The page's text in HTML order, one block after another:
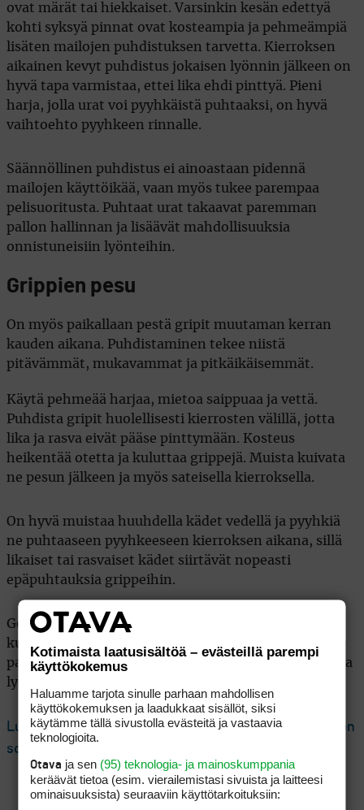
ovat märät tai hiekkaiset. Varsinkin kesän edettyä
kohti syksyä pinnat ovat kosteampia ja pehmeämpiä
lisäten mailojen puhdistuksen tarvetta. Kierroksen
aikainen kevyt puhdistus jokaisen lyönnin jälkeen on
hyvä tapa varmistaa, ettei lika ehdi pinttyä. Pieni
harja, jolla urat voi pyyhkäistä puhtaaksi, on hyvä
vaihtoehto pyyhkeen rinnalle.
Säännöllinen puhdistus ei ainoastaan pidennä
mailojen käyttöikää, vaan myös tukee parempaa
pelisuoritusta. Puhtaat urat takaavat paremman
pallon hallinnan ja lisäävät mahdollisuuksia
onnistuneisiin lyönteihin.
Grippien pesu
On myös paikallaan pestä gripit muutaman kerran
kauden aikana. Puhdistaminen tekee niistä
pitävämmät, mukavammat ja pitkäikäisemmät.
Käytä pehmeää harjaa, mietoa saippuaa ja vettä.
Puhdista gripit huolellisesti kierrosten välillä, jotta
lika ja rasva eivät pääse pinttymään. Kosteus
heikentää otetta ja kuluttaa grippejä. Muista kuivata
ne pesun jälkeen ja myös sateisella kierroksella.
On hyvä muistaa huuhdella kädet vedellä ja pyyhkiä
ne puhtaaseen pyyhkeeseen kierroksen aikana, sillä
likaiset tai rasvaiset kädet siirtävät nopeasti
epäpuhtauksia grippeihin.
Golfmailojen huolto on pieni vaiva, joka voi säästää
kustannuksilta sekä parantaa pelikokemusta – ja
parhaassa tapauksessa tuoda hieman lisää tarkkuutta
lyönteihin.
Lue seuraavaksi: Mistä tietää, että golfmailan varsi on
sopivan pituinen?
Kotimaista laatusisältöä – evästeillä parempi
käyttökokemus
Haluamme tarjota sinulle parhaan mahdollisen
käyttökokemuksen ja laadukkaat sisällöt, siksi
käytämme tällä sivustolla evästeitä ja vastaavia
teknologioita.
Otava ja sen (95) teknologia- ja mainoskumppania
keräävät tietoa (esim. vierailemis­tasi sivuista ja laitteesi
ominaisuuk­sista) seuraaviin käyttötarkoituksiin: